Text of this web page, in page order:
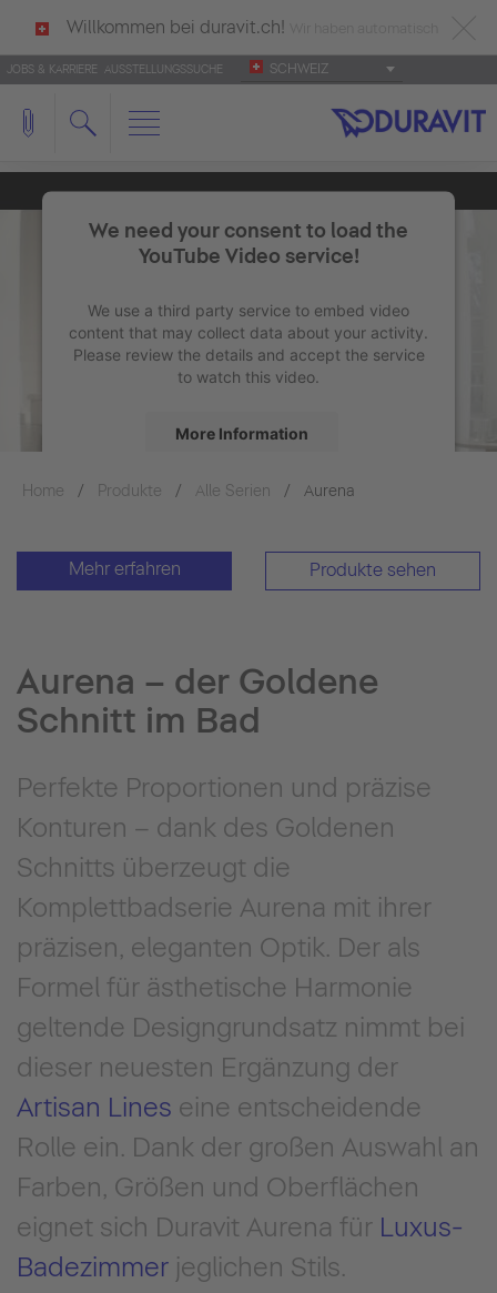
Willkommen bei duravit.ch!
deutsch als Ihre Sprache erkannt.
Français Italiano
JOBS & KARRIERE AUSSTELLUNGSSUCHE SCHWEIZ
We need your consent to load the
YouTube Video service!
We use a third party service to embed video
content that may collect data about your activity.
Please review the details and accept the service
to watch this video.
More Information
Accept
Home Produkte Alle Serien Aurena
Mehr erfahren Produkte sehen
Aurena – der Goldene
Schnitt im Bad
Perfekte Proportionen und präzise
Konturen – dank des Goldenen
Schnitts überzeugt die
Komplettbadserie Aurena mit ihrer
präzisen, eleganten Optik. Der als
Formel für ästhetische Harmonie
geltende Designgrundsatz nimmt bei
dieser neuesten Ergänzung der
Artisan Lines eine entscheidende
Rolle ein. Dank der großen Auswahl an
Farben, Größen und Oberflächen
eignet sich Duravit Aurena für Luxus-
Badezimmer jeglichen Stils.